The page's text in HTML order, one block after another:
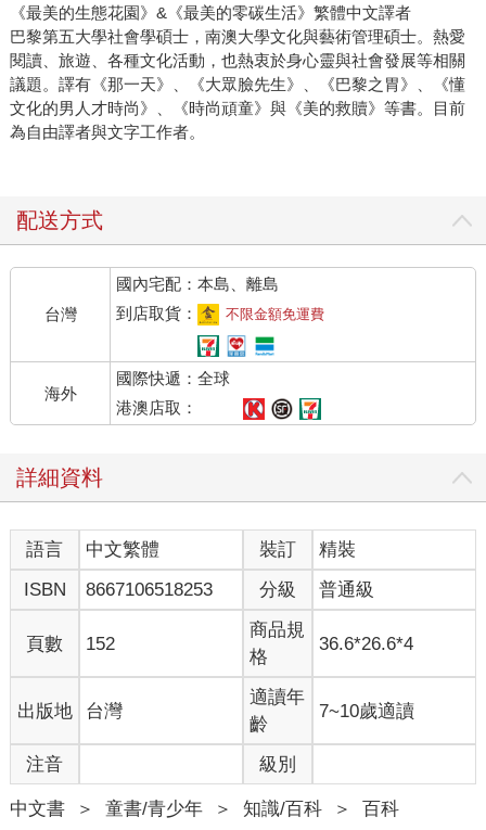
《最美的生態花園》&《最美的零碳生活》繁體中文譯者
巴黎第五大學社會學碩士，南澳大學文化與藝術管理碩士。熱愛
閱讀、旅遊、各種文化活動，也熱衷於身心靈與社會發展等相關
議題。譯有《那一天》、《大眾臉先生》、《巴黎之胃》、《懂
文化的男人才時尚》、《時尚頑童》與《美的救贖》等書。目前
為自由譯者與文字工作者。
配送方式
台灣
國內宅配：本島、離島
到店取貨：
不限金額免運費
海外
國際快遞：全球
港澳店取：
詳細資料
語言 中文繁體 裝訂
精裝
ISBN
8667106518253 分級 普通級
頁數 152
商品規
格
36.6*26.6*4
出版地 台灣
適讀年
齡
7~10歲適讀
注音 級別
中文書 ＞ 童書/青少年 ＞ 知識/百科 ＞ 百科